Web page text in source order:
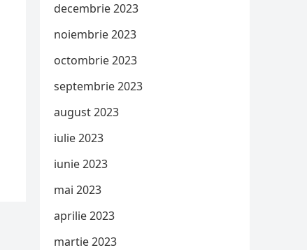
decembrie 2023
noiembrie 2023
octombrie 2023
septembrie 2023
august 2023
iulie 2023
iunie 2023
mai 2023
aprilie 2023
martie 2023